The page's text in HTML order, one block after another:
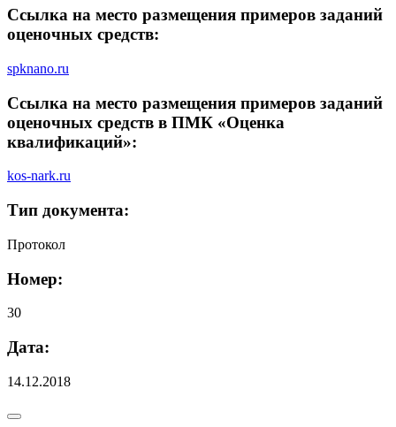
Ссылка на место размещения примеров заданий
оценочных средств:
spknano.ru
Ссылка на место размещения примеров заданий
оценочных средств в ПМК «Оценка
квалификаций»:
kos-nark.ru
Тип документа:
Протокол
Номер:
30
Дата:
14.12.2018